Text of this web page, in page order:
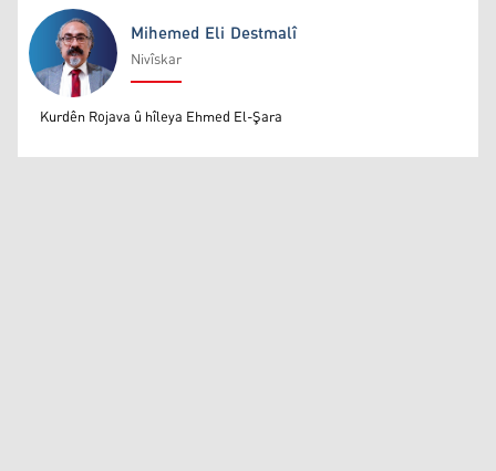
Mihemed Eli Destmalî
Mihemed Eli Destmalî
Nivîskar
Kurdên Rojava û hîleya Ehmed El-Şara